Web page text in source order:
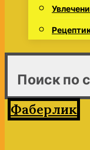
Поиск по
Фаберлик